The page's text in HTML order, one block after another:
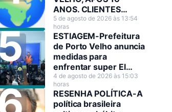
ANOS. CLIENTES
LAMENTAM A
DECISÃO!
5 de agosto de 2026 às 13:54
horas
ESTIAGEM-Prefeitura
de Porto Velho anuncia
medidas para
enfrentar super El
Niño
4 de agosto de 2026 às 15:03
horas
RESENHA POLÍTICA-A
política brasileira